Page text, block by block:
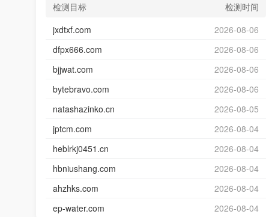
检测目标
检测时间
jxdtxf.com
2026-08-06
dfpx666.com
2026-08-06
bjjwat.com
2026-08-06
bytebravo.com
2026-08-06
natashazinko.cn
2026-08-05
jptcm.com
2026-08-04
heblrkj0451.cn
2026-08-04
hbniushang.com
2026-08-04
ahzhks.com
2026-08-04
ep-water.com
2026-08-04